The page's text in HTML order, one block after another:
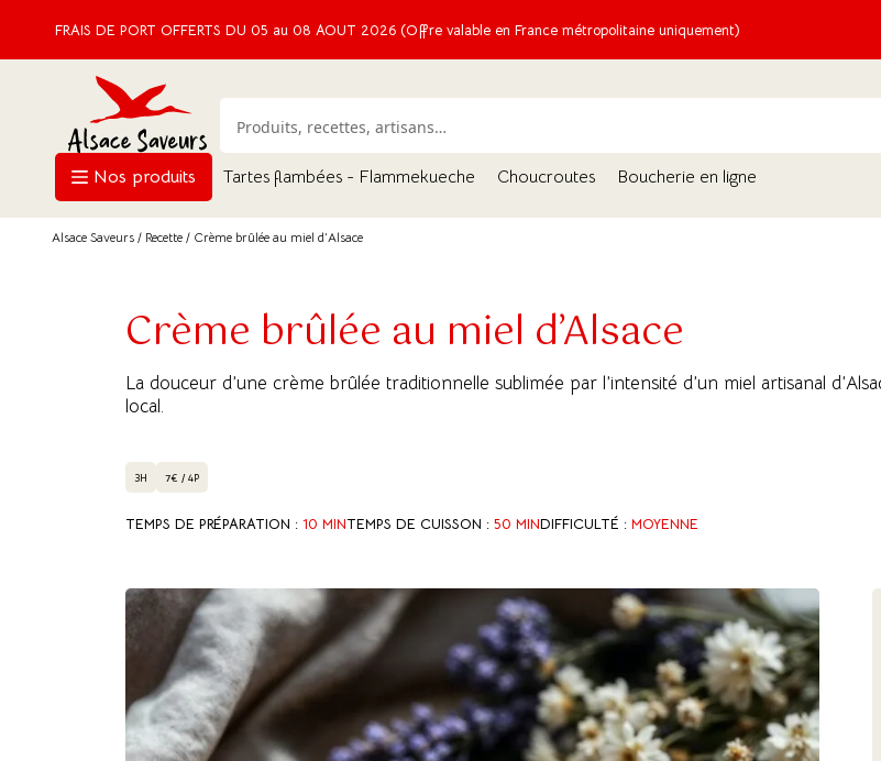
FRAIS DE PORT OFFERTS DU 05 au 08 AOUT 2026 (Offre valable en France métropolitaine uniquement)
Nos produits Tartes flambées - Flammekueche Choucroutes Boucherie en ligne
Alsace Saveurs / Recette / Crème brûlée au miel d’Alsace
Crème brûlée au miel d’Alsace
La douceur d’une crème brûlée traditionnelle sublimée par l’intensité d’un miel artisanal
local.
3H 7€ / 4P
TEMPS DE PRÉPARATION : 10 MINTEMPS DE CUISSON : 50 MINDIFFICULTÉ : MOYENNE